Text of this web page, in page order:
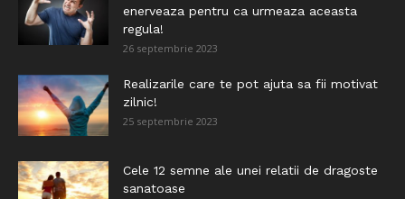
enerveaza pentru ca urmeaza aceasta
regula!
26 septembrie 2023
Realizarile care te pot ajuta sa fii motivat
zilnic!
25 septembrie 2023
Cele 12 semne ale unei relatii de dragoste
sanatoase